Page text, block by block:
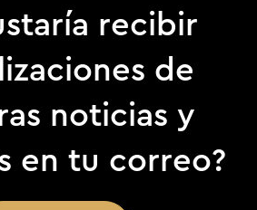
recibir
de
noticias y
en tu correo?